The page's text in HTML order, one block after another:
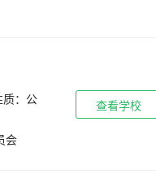
质：公
会
查看学校